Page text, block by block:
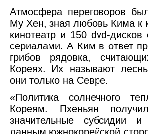
Атмосфера переговоров
Му Хен, зная любовь Кима к
кинотеатр и 150 dvd-
сериалами. А Ким в ответ
грибов рядовка,
Кореях. Их называют
они только на Севре.
«Политика солнечного
Кореям. Пхеньян
значительные субсидии
данным южнокорейской